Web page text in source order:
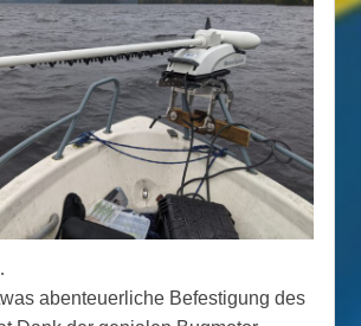
abenteuerliche Befestigung des